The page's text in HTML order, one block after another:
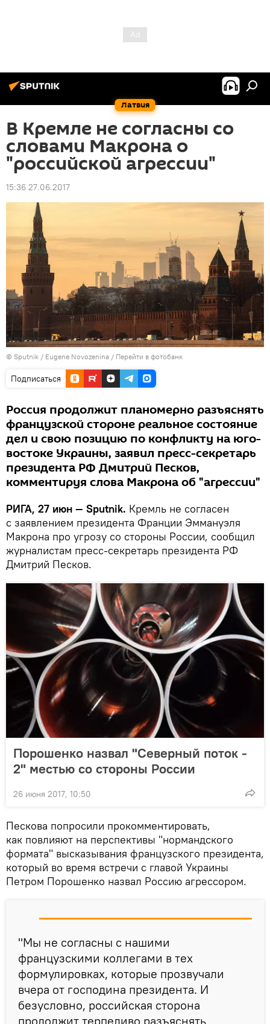
Латвия
В Кремле не согласны со
словами Макрона о
"российской агрессии"
15:36 27.06.2017
© Sputnik / Eugene Novozenina / Перейти в фотобанк
Подписаться
Россия продолжит планомерно разъяснять
французской стороне реальное состояние
дел и свою позицию по конфликту на юго-
востоке Украины, заявил пресс-секретарь
президента РФ Дмитрий Песков,
комментируя слова Макрона об "агрессии"
РИГА, 27 июн — Sputnik. Кремль не согласен
с заявлением президента Франции Эммануэля
Макрона про угрозу со стороны России, сообщил
журналистам пресс-секретарь президента РФ
Дмитрий Песков.
Порошенко назвал "Северный поток -
2" местью со стороны России
26 июня 2017, 10:50
Пескова попросили прокомментировать,
как повлияют на перспективы "нормандского
формата" высказывания французского президента,
который во время встречи с главой Украины
Петром Порошенко назвал Россию агрессором.
"Мы не согласны с нашими
французскими коллегами в тех
формулировках, которые прозвучали
вчера от господина президента. И
безусловно, российская сторона
продолжит терпеливо разъяснять